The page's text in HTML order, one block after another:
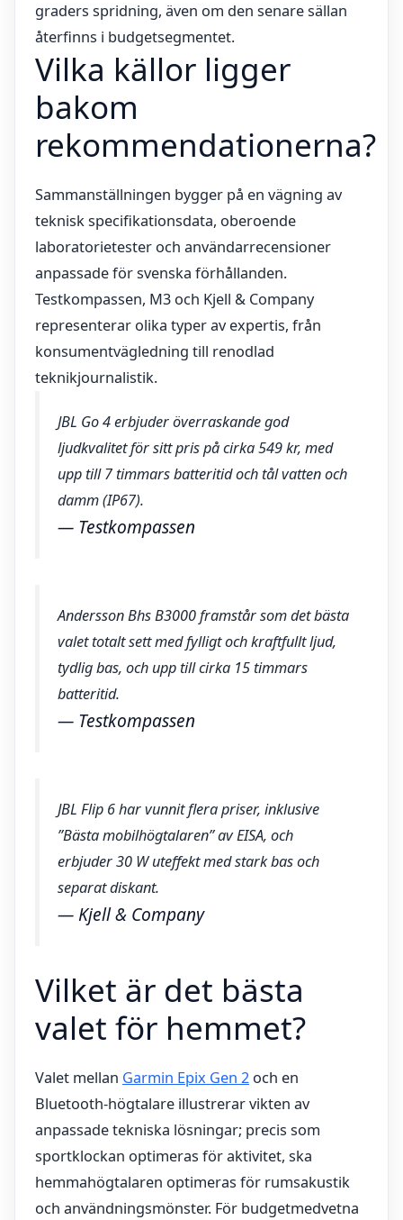
graders spridning, även om den senare sällan
återfinns i budgetsegmentet.
Vilka källor ligger
bakom
rekommendationerna?
Sammanställningen bygger på en vägning av
teknisk specifikationsdata, oberoende
laboratorietester och användarrecensioner
anpassade för svenska förhållanden.
Testkompassen, M3 och Kjell & Company
representerar olika typer av expertis, från
konsumentvägledning till renodlad
teknikjournalistik.
JBL Go 4 erbjuder överraskande god
ljudkvalitet för sitt pris på cirka 549 kr, med
upp till 7 timmars batteritid och tål vatten och
damm (IP67).
— Testkompassen
Andersson Bhs B3000 framstår som det bästa
valet totalt sett med fylligt och kraftfullt ljud,
tydlig bas, och upp till cirka 15 timmars
batteritid.
— Testkompassen
JBL Flip 6 har vunnit flera priser, inklusive
”Bästa mobilhögtalaren” av EISA, och
erbjuder 30 W uteffekt med stark bas och
separat diskant.
— Kjell & Company
Vilket är det bästa
valet för hemmet?
Valet mellan Garmin Epix Gen 2 och en
Bluetooth-högtalare illustrerar vikten av
anpassade tekniska lösningar; precis som
sportklockan optimeras för aktivitet, ska
hemmahögtalaren optimeras för rumsakustik
och användningsmönster. För budgetmedvetna